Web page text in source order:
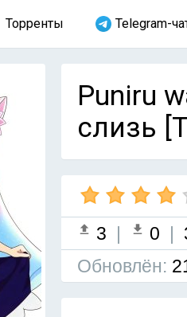
Торренты Telegram-
Puniru
слизь
3 | 0 |
Обновлён: